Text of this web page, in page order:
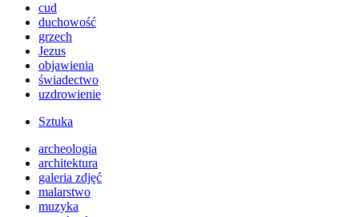
cud
duchowość
grzech
Jezus
objawienia
świadectwo
uzdrowienie
Sztuka
archeologia
architektura
galeria zdjęć
malarstwo
muzyka